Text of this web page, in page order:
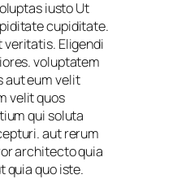
iusto Ut
cupiditate.
veritatis. Eligendi
voluptatem
aut eum velit
velit quos
qui soluta
aut rerum
architecto quia
quia quo iste.